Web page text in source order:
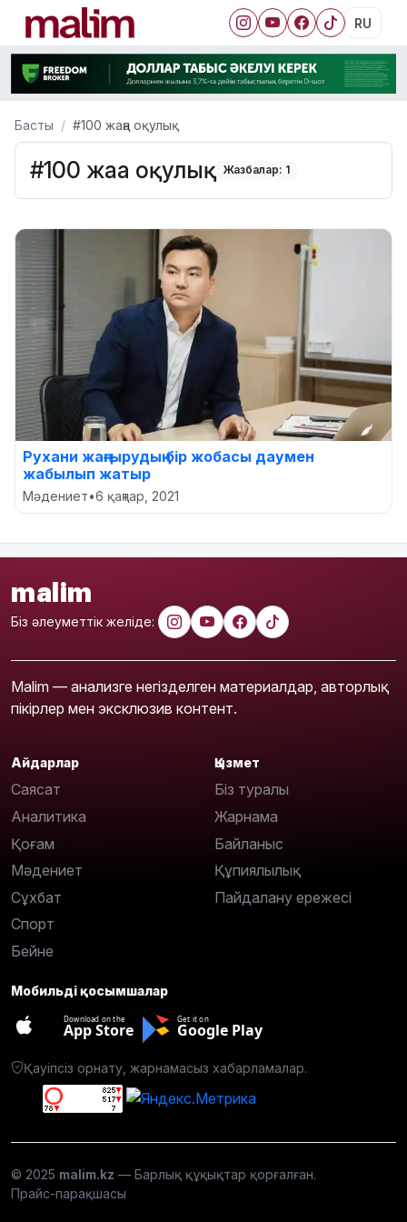
RU
Басты #100 жаңа оқулық
#100 жаңа оқулық Жазбалар: 1
Рухани жаңғырудың бір жобасы даумен
жабылып жатыр
Мәдениет•6 қаңтар, 2021
malim
Біз әлеуметтік желіде:
Malim — анализге негізделген материалдар, авторлық
пікірлер мен эксклюзив контент.
Айдарлар
Саясат
Аналитика
Қоғам
Мәдениет
Сұхбат
Спорт
Бейне
Қызмет
Біз туралы
Жарнама
Байланыс
Құпиялылық
Пайдалану ережесі
Мобильді қосымшалар
Download on the
App Store
Get it on
Google Play
Қауіпсіз орнату, жарнамасыз хабарламалар.
© 2025 malim.kz — Барлық құқықтар қорғалған.
Прайс-парақшасы